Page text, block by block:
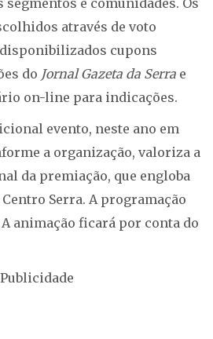
segmentos e comunidades. Os
através de voto
cupons
do Jornal Gazeta da Serra e
on-line para indicações.
evento, neste ano em
a organização, valoriza a
da premiação, que engloba
Serra. A programação
animação ficará por conta do
Publicidade